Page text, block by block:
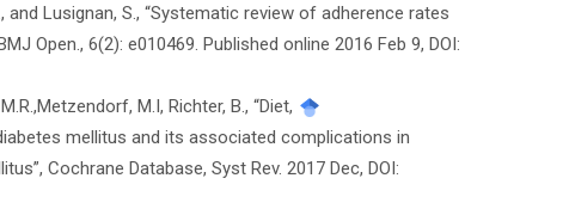
and Lusignan, S., “Systematic review of adherence rates
Open., 6(2): e010469. Published online 2016 Feb 9, DOI:
M.I, Richter, B., “Diet,
mellitus and its associated complications in
Cochrane Database, Syst Rev. 2017 Dec, DOI: